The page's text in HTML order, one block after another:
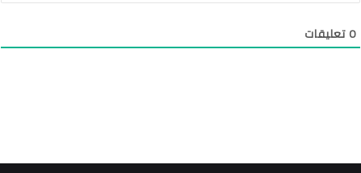
0تعليقات